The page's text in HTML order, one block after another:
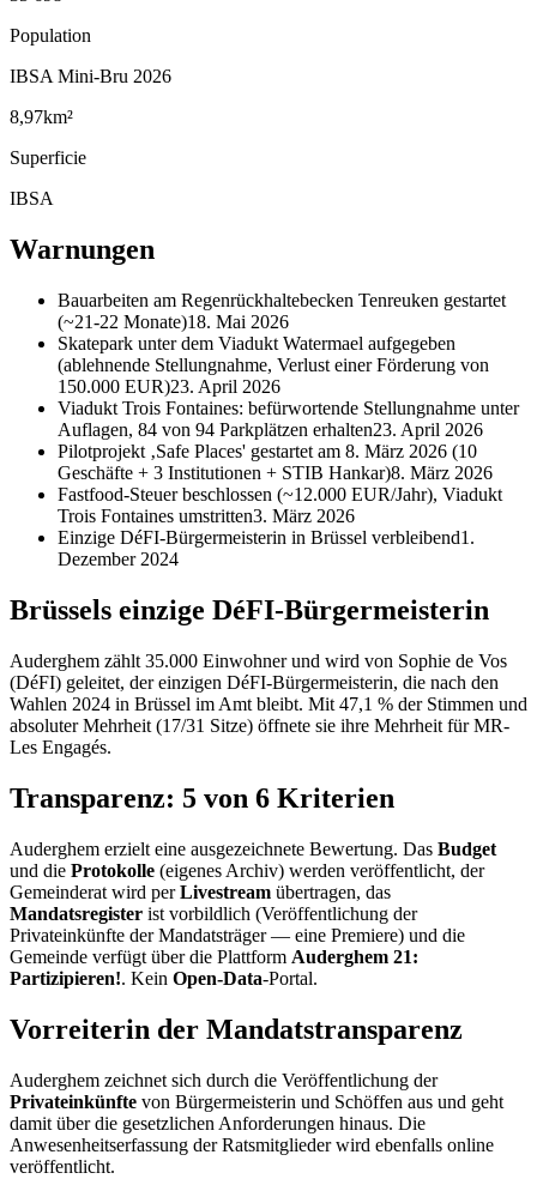
Population
IBSA Mini-Bru 2026
8,97km²
Superficie
IBSA
Warnungen
Bauarbeiten am Regenrückhaltebecken Tenreuken gestartet
(~21-22 Monate)18. Mai 2026
Skatepark unter dem Viadukt Watermael aufgegeben
(ablehnende Stellungnahme, Verlust einer Förderung von
150.000 EUR)23. April 2026
Viadukt Trois Fontaines: befürwortende Stellungnahme unter
Auflagen, 84 von 94 Parkplätzen erhalten23. April 2026
Pilotprojekt ‚Safe Places' gestartet am 8. März 2026 (10
Geschäfte + 3 Institutionen + STIB Hankar)8. März 2026
Fastfood-Steuer beschlossen (~12.000 EUR/Jahr), Viadukt
Trois Fontaines umstritten3. März 2026
Einzige DéFI-Bürgermeisterin in Brüssel verbleibend1.
Dezember 2024
Brüssels einzige DéFI-Bürgermeisterin
Auderghem zählt 35.000 Einwohner und wird von Sophie de Vos
(DéFI) geleitet, der einzigen DéFI-Bürgermeisterin, die nach den
Wahlen 2024 in Brüssel im Amt bleibt. Mit 47,1 % der Stimmen und
absoluter Mehrheit (17/31 Sitze) öffnete sie ihre Mehrheit für MR-
Les Engagés.
Transparenz: 5 von 6 Kriterien
Auderghem erzielt eine ausgezeichnete Bewertung. Das Budget
und die Protokolle (eigenes Archiv) werden veröffentlicht, der
Gemeinderat wird perLivestream übertragen, das
Mandatsregister ist vorbildlich (Veröffentlichung der
Privateinkünfte der Mandatsträger — eine Premiere) und die
Gemeinde verfügt über die Plattform Auderghem 21:
Partizipieren!. Kein Open-Data-Portal.
Vorreiterin der Mandatstransparenz
Auderghem zeichnet sich durch die Veröffentlichung der
Privateinkünfte von Bürgermeisterin und Schöffen aus und geht
damit über die gesetzlichen Anforderungen hinaus. Die
Anwesenheitserfassung der Ratsmitglieder wird ebenfalls online
veröffentlicht.